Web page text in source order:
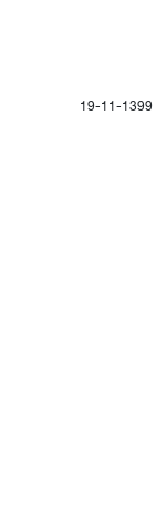
1399-11-19